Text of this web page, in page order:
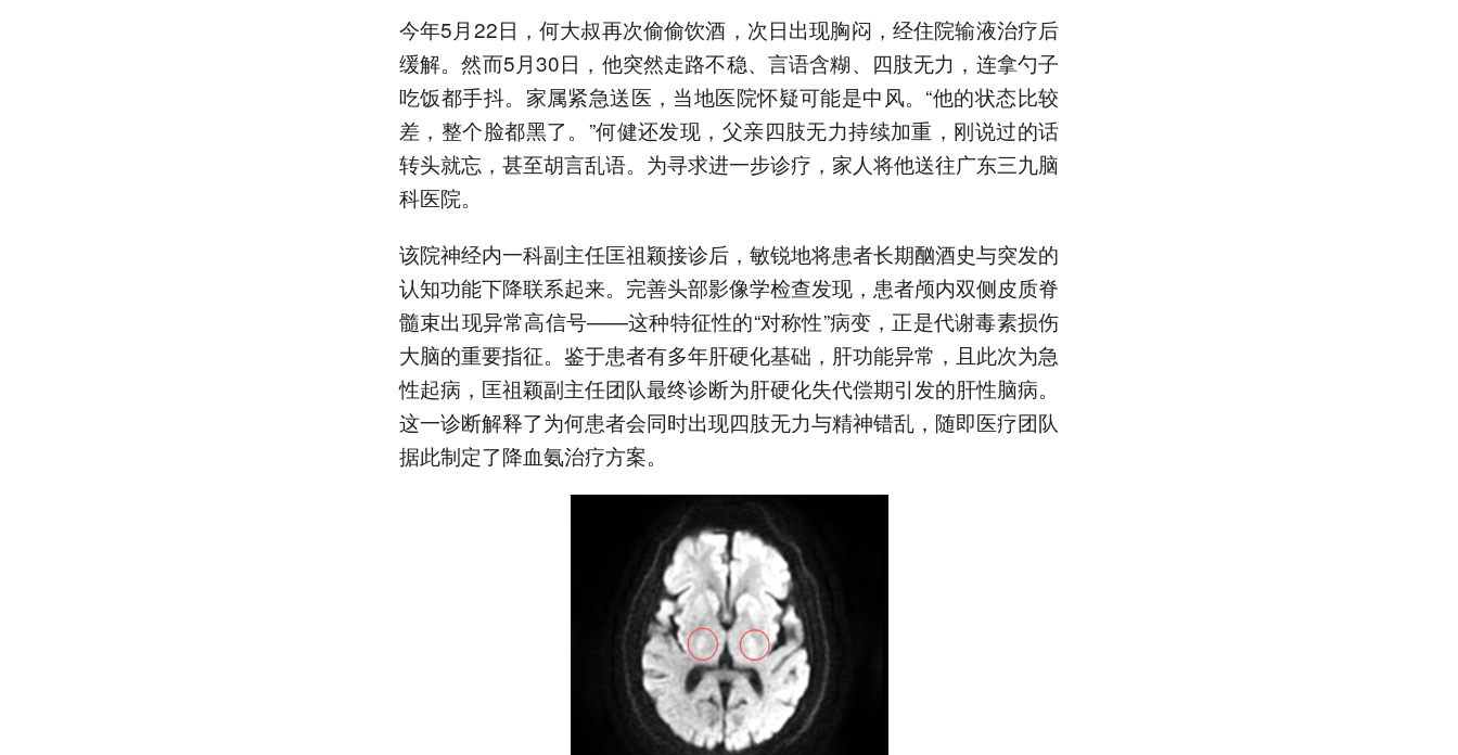
今年5月22日，何大叔再次偷偷饮酒，次日出现胸闷，经住院输液治疗后
缓解。然而5月30日，他突然走路不稳、言语含糊、四肢无力，连拿勺子
吃饭都手抖。家属紧急送医，当地医院怀疑可能是中风。“他的状态比较
差，整个脸都黑了。”何健还发现，父亲四肢无力持续加重，刚说过的话
转头就忘，甚至胡言乱语。为寻求进一步诊疗，家人将他送往广东三九脑
科医院。
该院神经内一科副主任匡祖颖接诊后，敏锐地将患者长期酗酒史与突发的
认知功能下降联系起来。完善头部影像学检查发现，患者颅内双侧皮质脊
髓束出现异常高信号——这种特征性的“对称性”病变，正是代谢毒素损伤
大脑的重要指征。鉴于患者有多年肝硬化基础，肝功能异常，且此次为急
性起病，匡祖颖副主任团队最终诊断为肝硬化失代偿期引发的肝性脑病。
这一诊断解释了为何患者会同时出现四肢无力与精神错乱，随即医疗团队
据此制定了降血氨治疗方案。